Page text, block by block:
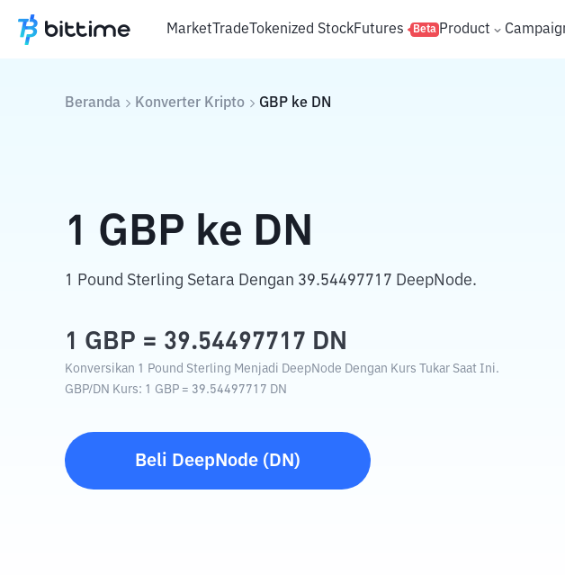
MarketTradeTokenized StockFutures Beta Product
Beranda Konverter Kripto GBP ke DN
1 GBP ke DN
1 Pound Sterling Setara Dengan 39.54497717 DeepNode.
1 GBP = 39.54497717 DN
Konversikan 1 Pound Sterling Menjadi DeepNode Dengan Kurs Tukar Saat Ini.
GBP/DN Kurs: 1 GBP = 39.54497717 DN
Beli DeepNode ( DN )